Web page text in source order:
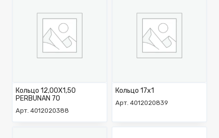
Кольцо 12,00X1,50
PERBUNAN 70
Арт. 4012020388
Кольцо 17х1
Арт. 4012020839